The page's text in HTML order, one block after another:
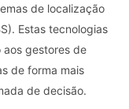
de localização
Estas tecnologias
gestores de
de forma mais
de decisão.